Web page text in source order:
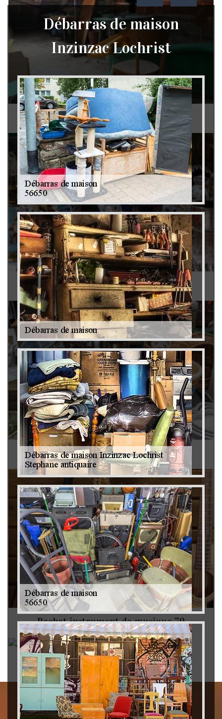
Débarras de grenier et cave 79
Antiquaire 79
Brocanteur 79
Rachat instrument de musique 79
Achat antiquité 79
Débarras de maison
Inzinzac Lochrist